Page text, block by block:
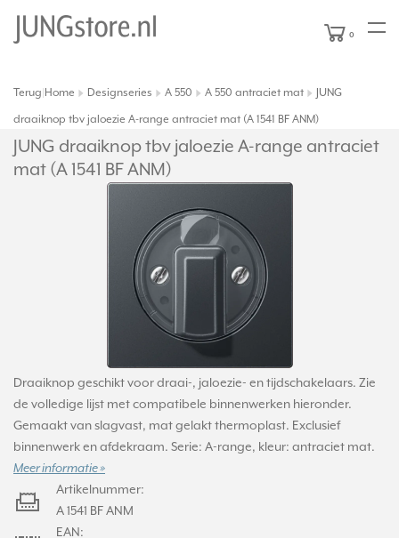
0
Terug Home Designseries A 550 A 550 antraciet mat
JUNG
draaiknop tbv jaloezie A-range antraciet mat (A 1541 BF ANM)
JUNG draaiknop tbv jaloezie A-range antraciet
mat (A 1541 BF ANM)
Draaiknop geschikt voor draai-, jaloezie- en tijdschakelaars. Zie
de volledige lijst met compatibele binnenwerken hieronder.
Gemaakt van slagvast, mat gelakt thermoplast. Exclusief
binnenwerk en afdekraam. Serie: A-range, kleur: antraciet mat.
Meer informatie »
Artikelnummer:
A 1541 BF ANM
EAN: